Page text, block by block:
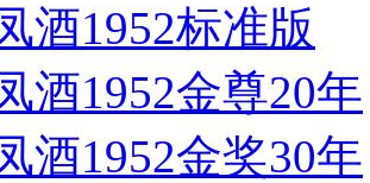
酒1952标准版
酒1952金尊20年
酒1952金奖30年